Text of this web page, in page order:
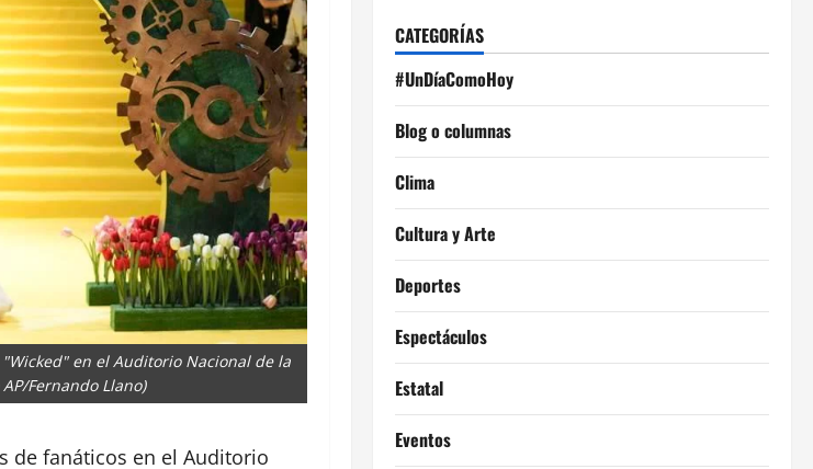
en el Auditorio Nacional de la
Fernando Llano)
de fanáticos en el Auditorio
CATEGORÍAS
#UnDíaComoHoy
Blog o columnas
Clima
Cultura y Arte
Deportes
Espectáculos
Estatal
Eventos